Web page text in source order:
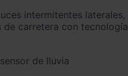
de carretera con tecnología
de lluvia